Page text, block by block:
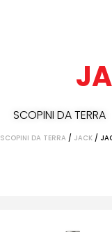
SCOPINI DA TERRA
SCOPINI DA TERRA / JACK /